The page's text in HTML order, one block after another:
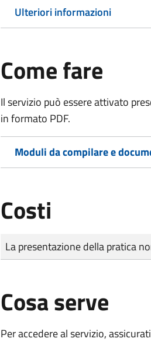
Ulteriori informazioni
Come fare
Il servizio può essere attivato
in formato PDF.
Moduli da compilare e
Costi
Tipo di pagamento
Importo
La presentazione della pratica
Cosa serve
Per accedere al servizio,